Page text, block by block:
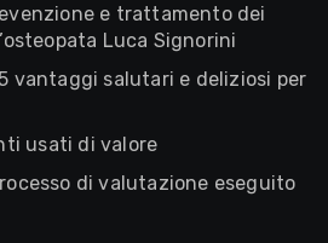
e trattamento dei
Luca Signorini
vantaggi salutari e deliziosi per
usati di valore
di valutazione eseguito